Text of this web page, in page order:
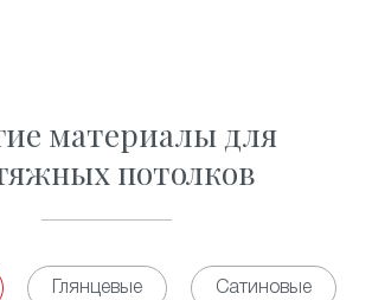
в нежилых помещениях.
натяжной потолок отлично
в комнатах с повышенной
можете смело устанавливать его
двухуровневой
материалы для
потолков
Глянцевые Сатиновые